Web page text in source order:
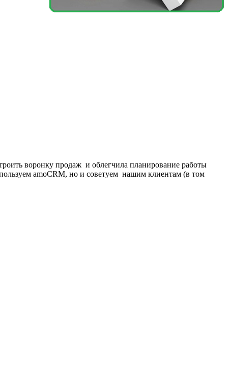
воронку продаж и облегчила планирование работы
amoCRM, но и советуем нашим клиентам (в том